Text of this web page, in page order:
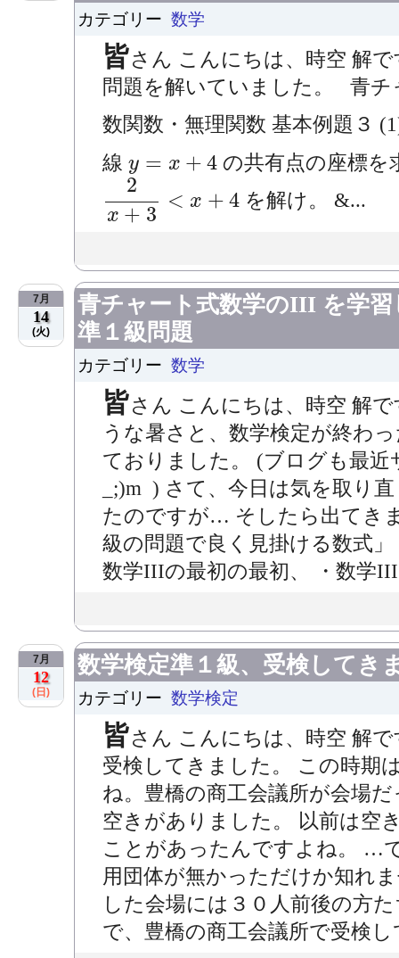
カテゴリー 数学
皆さん こんにちは、時空 解
問題を解いていました。 青チ
数関数・無理関数 基本例題３
線 y = x + 4
y +4 の共有点の座標を
2
x + 3
< x + 4
2x +3 x+
4
を解け。 &...
7月
14
(火)
青チャート式数学のIII を学
準１級問題
カテゴリー 数学
皆さん こんにちは、時空 解
うな暑さと、数学検定が終わ
ておりました。 (ブログも最
_;)m ) さて、今日は気を取り
たのですが… そしたら出てき
級の問題で良く見掛ける数式
数学IIIの最初の最初、 ・数学
7月
12
(日)
数学検定準１級、受検して
カテゴリー 数学検定
皆さん こんにちは、時空 解
受検してきました。 この時期
ね。豊橋の商工会議所が会場
空きがありました。 以前は空
ことがあったんですよね。 …
用団体が無かっただけか知れ
した会場には３０人前後の方
で、豊橋の商工会議所で受検し